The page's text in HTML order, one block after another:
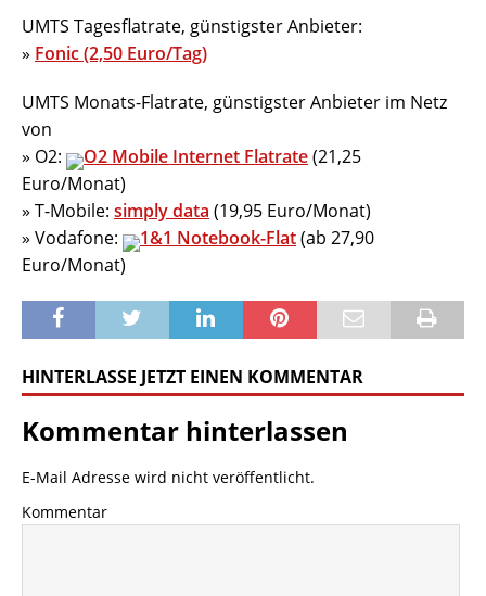
UMTS Tagesflatrate, günstigster Anbieter:
» Fonic (2,50 Euro/Tag)
UMTS Monats-Flatrate, günstigster Anbieter im Netz
von
» O2:
O2 Mobile Internet Flatrate(21,25
Euro/Monat)
» T-Mobile: simply data (19,95 Euro/Monat)
» Vodafone:
1&1 Notebook-Flat(ab 27,90
Euro/Monat)
HINTERLASSE JETZT EINEN KOMMENTAR
Kommentar hinterlassen
E-Mail Adresse wird nicht veröffentlicht.
Kommentar